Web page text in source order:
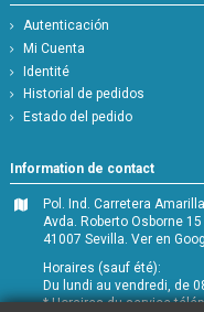
Autenticación
Mi Cuenta
Identité
Historial de pedidos
Estado del pedido
Information de contact
Pol. Ind. Carretera Amarilla
Avda. Roberto Osborne 15
41007 Sevilla.Ver en
Horaires (sauf été):
Du lundi au vendredi, de
* Horaires du service